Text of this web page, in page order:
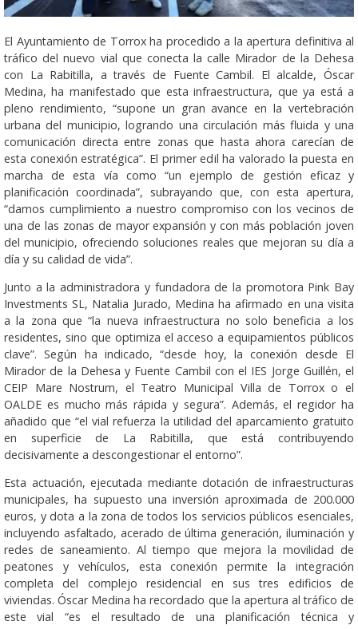
El Ayuntamiento de Torrox ha procedido a la apertura definitiva al
tráfico del nuevo vial que conecta la calle Mirador de la Dehesa
con La Rabitilla, a través de Fuente Cambil. El alcalde, Óscar
Medina, ha manifestado que esta infraestructura, que ya está a
pleno rendimiento, “supone un gran avance en la vertebración
urbana del municipio, logrando una circulación más fluida y una
comunicación directa entre zonas que hasta ahora carecían de
esta conexión estratégica”. El primer edil ha valorado la puesta en
marcha de esta vía como “un ejemplo de gestión eficaz y
planificación coordinada”, subrayando que, con esta apertura,
“damos cumplimiento a nuestro compromiso con los vecinos de
una de las zonas de mayor expansión y con más población joven
del municipio, ofreciendo soluciones reales que mejoran su día a
día y su calidad de vida”.
Junto a la administradora y fundadora de la promotora Pink Bay
Investments SL, Natalia Jurado, Medina ha afirmado en una visita
a la zona que “la nueva infraestructura no solo beneficia a los
residentes, sino que optimiza el acceso a equipamientos públicos
clave”. Según ha indicado, “desde hoy, la conexión desde El
Mirador de la Dehesa y Fuente Cambil con el IES Jorge Guillén, el
CEIP Mare Nostrum, el Teatro Municipal Villa de Torrox o el
OALDE es mucho más rápida y segura”. Además, el regidor ha
añadido que “el vial refuerza la utilidad del aparcamiento gratuito
en superficie de La Rabitilla, que está contribuyendo
decisivamente a descongestionar el entorno”.
Esta actuación, ejecutada mediante dotación de infraestructuras
municipales, ha supuesto una inversión aproximada de 200.000
euros, y dota a la zona de todos los servicios públicos esenciales,
incluyendo asfaltado, acerado de última generación, iluminación y
redes de saneamiento. Al tiempo que mejora la movilidad de
peatones y vehículos, esta conexión permite la integración
completa del complejo residencial en sus tres edificios de
viviendas. Óscar Medina ha recordado que la apertura al tráfico de
este vial “es el resultado de una planificación técnica y